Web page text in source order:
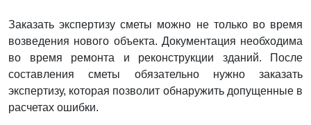
Заказать экспертизу сметы можно не только во время
возведения нового объекта. Документация необходима
во время ремонта и реконструкции зданий. После
составления сметы обязательно нужно заказать
экспертизу, которая позволит обнаружить допущенные в
расчетах ошибки.